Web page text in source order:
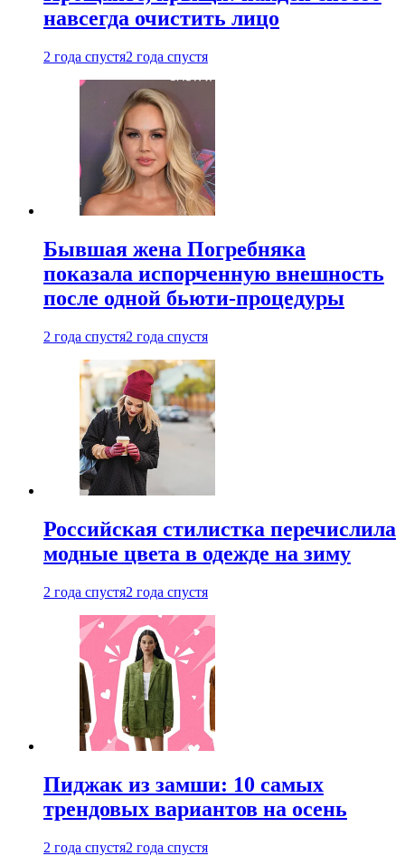
навсегда очистить лицо
2 года спустя2 года спустя
Бывшая жена Погребняка
показала испорченную внешность
после одной бьюти-процедуры
2 года спустя2 года спустя
Российская стилистка перечислила
модные цвета в одежде на зиму
2 года спустя2 года спустя
Пиджак из замши: 10 самых
трендовых вариантов на осень
2 года спустя2 года спустя